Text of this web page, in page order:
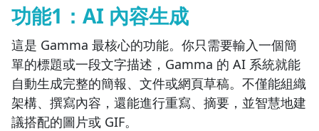
功能1：AI 內容生成
這是 Gamma 最核心的功能。你只需要輸入一個簡
單的標題或一段文字描述，Gamma 的 AI 系統就能
自動生成完整的簡報、文件或網頁草稿。不僅能組織
架構、撰寫內容，還能進行重寫、摘要，並智慧地建
議搭配的圖片或 GIF。